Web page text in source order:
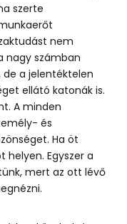
szerte
nem
nagy számban
a jelentéktelen
ellátó katonák is.
A minden
és
Ha öt
helyen. Egyszer a
mert az ott lévő